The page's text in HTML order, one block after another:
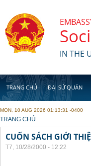
IN THE
TRANG CHỦ ĐẠI SỨ QUÁN
MON, 10 AUG 2026 01:13:31 -0400
YOU ARE HERE
TRANG CHỦ
CUỐN SÁCH GIỚI
T7, 10/28/2000 - 12:22